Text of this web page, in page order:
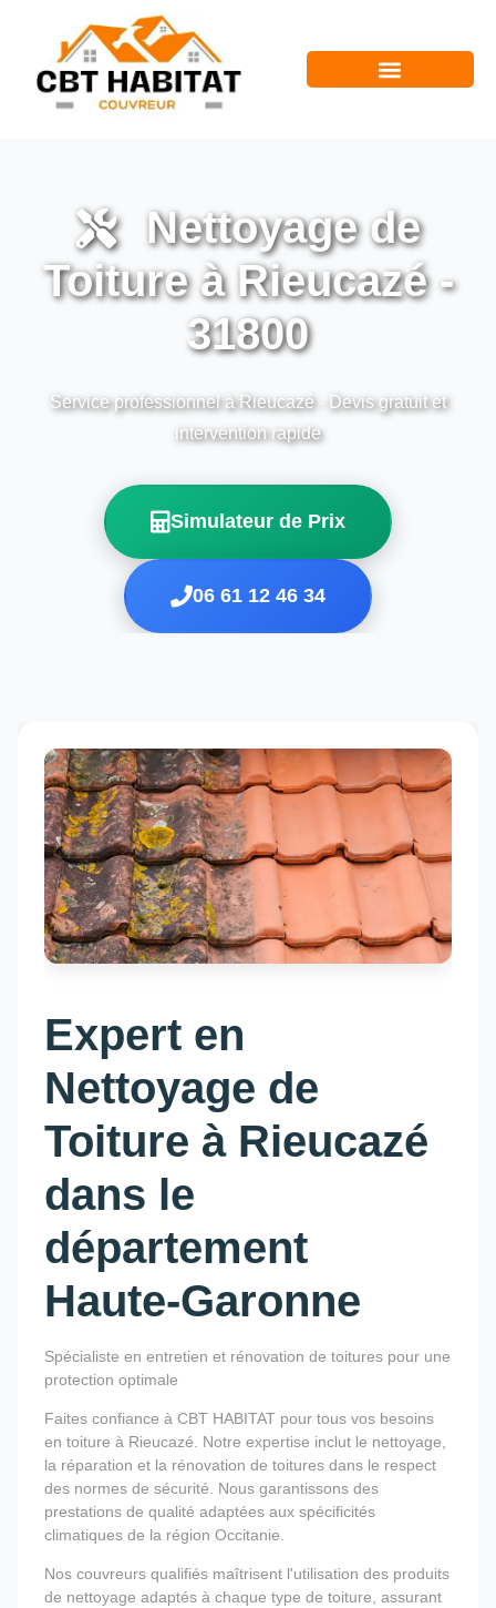
Nettoyage de
Toiture à Rieucazé -
31800
Service professionnel à Rieucazé - Devis gratuit et
intervention rapide
Simulateur de Prix
06 61 12 46 34
Expert en
Nettoyage de
Toiture à Rieucazé
dans le
département
Haute-Garonne
Spécialiste en entretien et rénovation de toitures pour une
protection optimale
Faites confiance à CBT HABITAT pour tous vos besoins
en toiture à Rieucazé. Notre expertise inclut le nettoyage,
la réparation et la rénovation de toitures dans le respect
des normes de sécurité. Nous garantissons des
prestations de qualité adaptées aux spécificités
climatiques de la région Occitanie.
Nos couvreurs qualifiés maîtrisent l'utilisation des produits
de nettoyage adaptés à chaque type de toiture, assurant